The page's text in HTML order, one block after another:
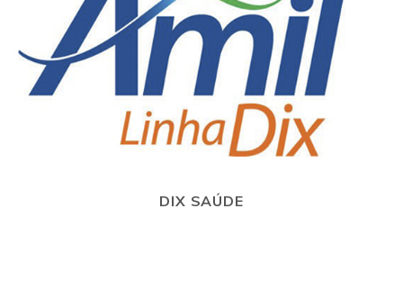
DIX SAÚDE